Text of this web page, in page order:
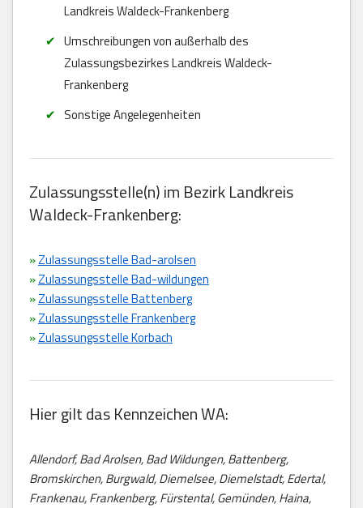
Landkreis Waldeck-Frankenberg
Umschreibungen von außerhalb des
Zulassungsbezirkes Landkreis Waldeck-
Frankenberg
Sonstige Angelegenheiten
Zulassungsstelle(n) im Bezirk Landkreis
Waldeck-Frankenberg:
»Zulassungsstelle Bad-arolsen
»Zulassungsstelle Bad-wildungen
»Zulassungsstelle Battenberg
»Zulassungsstelle Frankenberg
»Zulassungsstelle Korbach
Hier gilt das Kennzeichen WA:
Allendorf, Bad Arolsen, Bad Wildungen, Battenberg,
Bromskirchen, Burgwald, Diemelsee, Diemelstadt, Edertal,
Frankenau, Frankenberg, Fürstental, Gemünden, Haina,